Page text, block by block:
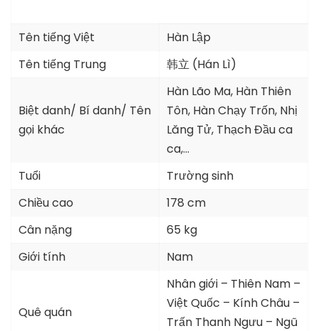
Tên tiếng Việt
Hàn Lập
Tên tiếng Trung
韩立 (Hán Lì)
Biệt danh/ Bí danh/ Tên
gọi khác
Hàn Lão Ma, Hàn Thiên
Tôn, Hàn Chạy Trốn, Nhị
Lăng Tử, Thạch Đầu ca
ca,…
Tuổi
Trường sinh
Chiều cao
178 cm
Cân nặng
65 kg
Giới tính
Nam
Quê quán
Nhân giới – Thiên Nam –
Việt Quốc – Kính Châu –
Trấn Thanh Ngưu – Ngũ